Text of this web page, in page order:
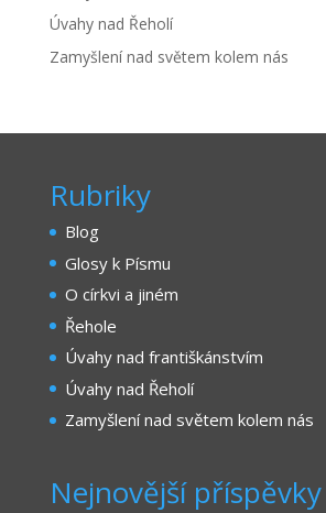
Úvahy nad Řeholí
Zamyšlení nad světem kolem nás
Rubriky
Blog
Glosy k Písmu
O církvi a jiném
Řehole
Úvahy nad františkánstvím
Úvahy nad Řeholí
Zamyšlení nad světem kolem nás
Nejnovější příspěvky